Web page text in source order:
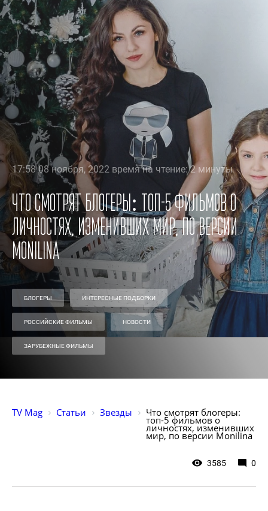
17:58 08 ноября, 2022 время на чтение: 2 минуты
Что смотрят блогеры: топ-5 фильмов о
личностях, изменивших мир, по версии
Monilina
БЛОГЕРЫ ИНТЕРЕСНЫЕ ПОДБОРКИ
РОССИЙСКИЕ ФИЛЬМЫ НОВОСТИ
ЗАРУБЕЖНЫЕ ФИЛЬМЫ
TV Mag Статьи Звезды Что смотрят блогеры:
топ-5 фильмов о
личностях, изменивших
мир, по версии Monilina
3585 0